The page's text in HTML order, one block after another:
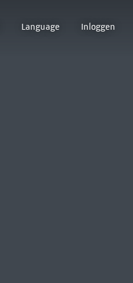
Language Inloggen